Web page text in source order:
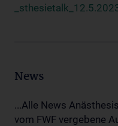
News
...Alle News
vom FWF vergebene